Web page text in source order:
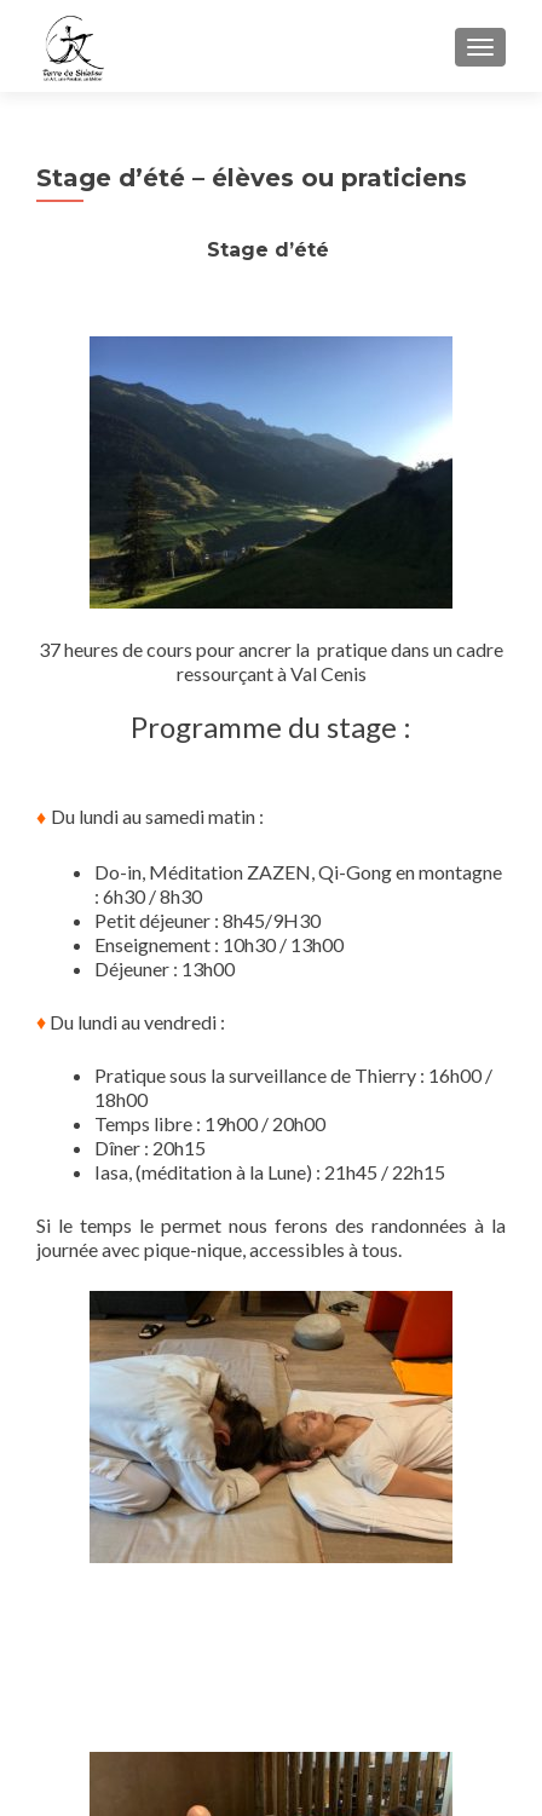
Stage d’été – élèves ou praticiens
Stage d’été
37 heures de cours pour ancrer la pratique dans un cadre
ressourçant à Val Cenis
Programme du stage :
♦ Du lundi au samedi matin :
Do-in, Méditation ZAZEN, Qi-Gong en montagne
: 6h30 / 8h30
Petit déjeuner : 8h45/9H30
Enseignement : 10h30 / 13h00
Déjeuner : 13h00
♦ Du lundi au vendredi :
Pratique sous la surveillance de Thierry : 16h00 /
18h00
Temps libre : 19h00 / 20h00
Dîner : 20h15
Iasa, (méditation à la Lune) : 21h45 / 22h15
Si le temps le permet nous ferons des randonnées à la
journée avec pique-nique, accessibles à tous.